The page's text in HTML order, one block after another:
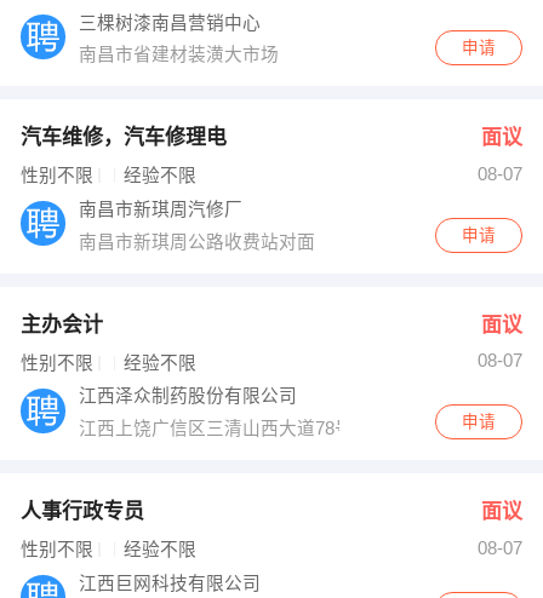
三棵树漆南昌营销中心
南昌市省建材装潢大市场
申请
汽车维修，汽车修理电 面议
性别不限 经验不限
08-07
南昌市新琪周汽修厂
南昌市新琪周公路收费站对面
申请
主办会计 面议
性别不限 经验不限
08-07
江西泽众制药股份有限公司
江西上饶广信区三清山西大道78号
申请
人事行政专员 面议
性别不限 经验不限
08-07
江西巨网科技有限公司